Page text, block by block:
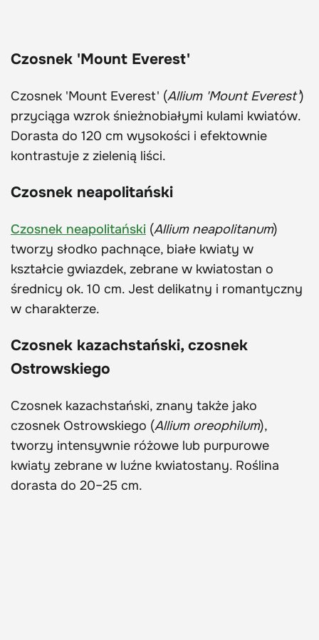
Czosnek 'Mount Everest'
Czosnek 'Mount Everest' (Allium 'Mount Everest')
przyciąga wzrok śnieżnobiałymi kulami kwiatów.
Dorasta do 120 cm wysokości i efektownie
kontrastuje z zielenią liści.
Czosnek neapolitański
Czosnek neapolitański (Allium neapolitanum)
tworzy słodko pachnące, białe kwiaty w
kształcie gwiazdek, zebrane w kwiatostan o
średnicy ok. 10 cm. Jest delikatny i romantyczny
w charakterze.
Czosnek kazachstański, czosnek
Ostrowskiego
Czosnek kazachstański, znany także jako
czosnek Ostrowskiego (Allium oreophilum),
tworzy intensywnie różowe lub purpurowe
kwiaty zebrane w luźne kwiatostany. Roślina
dorasta do 20–25 cm.